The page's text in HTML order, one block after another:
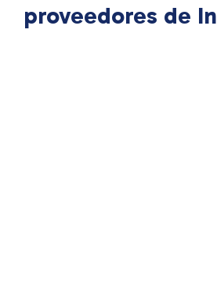
proveedores de